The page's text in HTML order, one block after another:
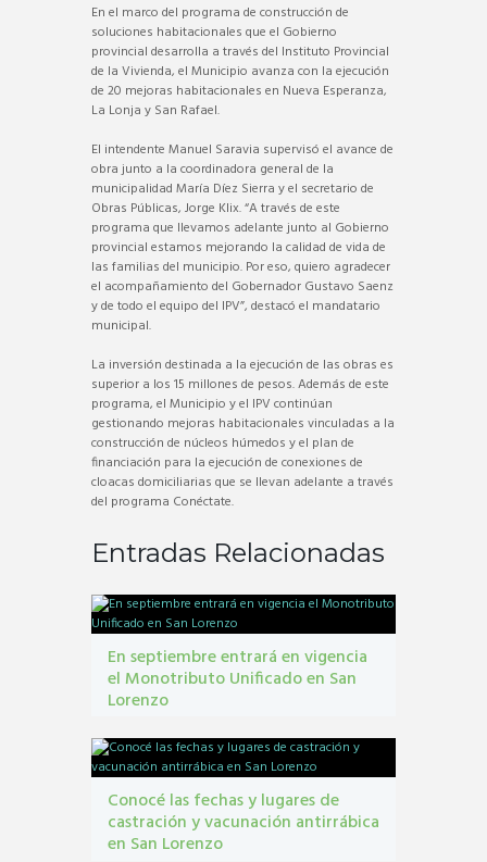
En el marco del programa de construcción de
soluciones habitacionales que el Gobierno
provincial desarrolla a través del Instituto Provincial
de la Vivienda, el Municipio avanza con la ejecución
de 20 mejoras habitacionales en Nueva Esperanza,
La Lonja y San Rafael.
El intendente Manuel Saravia supervisó el avance de
obra junto a la coordinadora general de la
municipalidad María Díez Sierra y el secretario de
Obras Públicas, Jorge Klix. “A través de este
programa que llevamos adelante junto al Gobierno
provincial estamos mejorando la calidad de vida de
las familias del municipio. Por eso, quiero agradecer
el acompañamiento del Gobernador Gustavo Saenz
y de todo el equipo del IPV”, destacó el mandatario
municipal.
La inversión destinada a la ejecución de las obras es
superior a los 15 millones de pesos. Además de este
programa, el Municipio y el IPV continúan
gestionando mejoras habitacionales vinculadas a la
construcción de núcleos húmedos y el plan de
financiación para la ejecución de conexiones de
cloacas domiciliarias que se llevan adelante a través
del programa Conéctate.
Entradas Relacionadas
En septiembre entrará en vigencia
el Monotributo Unificado en San
Lorenzo
Unificado
Conocé las fechas y lugares de
castración y vacunación antirrábica
en San Lorenzo